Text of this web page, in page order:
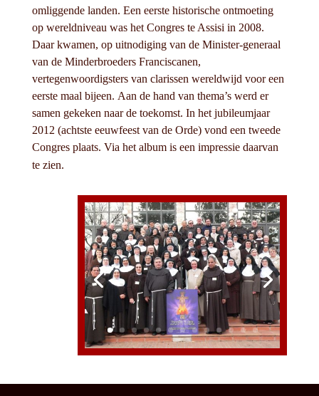
omliggende landen. Een eerste historische ontmoeting
op wereldniveau was het Congres te Assisi in 2008.
Daar kwamen, op uitnodiging van de Minister-generaal
van de Minderbroeders Franciscanen,
vertegenwoordigsters van clarissen wereldwijd voor een
eerste maal bijeen. Aan de hand van thema’s werd er
samen gekeken naar de toekomst. In het jubileumjaar
2012 (achtste eeuwfeest van de Orde) vond een tweede
Congres plaats. Via het album is een impressie daarvan
te zien.